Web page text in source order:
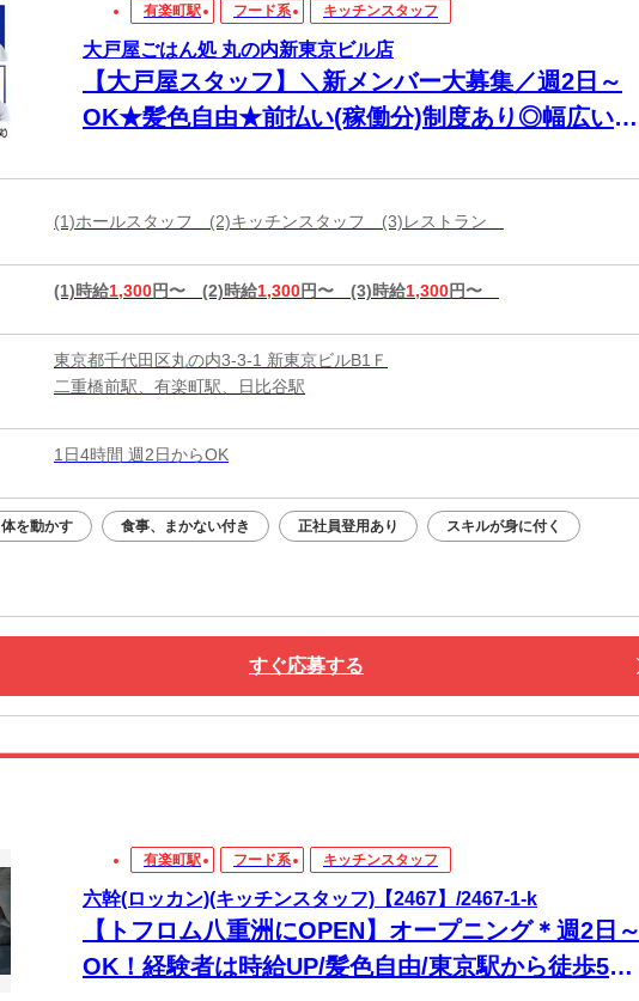
有楽町駅 フード系 キッチンスタッフ
大戸屋ごはん処 丸の内新東京ビル店
【大戸屋スタッフ】＼新メンバー大募集／週2日～
OK★髪色自由★前払い(稼働分)制度あり◎幅広い年
(1)ホールスタッフ (2)キッチンスタッフ (3)レストラン
(1)時給1,300円〜 (2)時給1,300円〜 (3)時給1,300円〜
東京都千代田区丸の内3-3-1 新東京ビルB1Ｆ
二重橋前駅、有楽町駅、日比谷駅
1日4時間 週2日からOK
体を動かす 食事、まかない付き 正社員登用あり スキルが身に付く
すぐ応募する
有楽町駅 フード系 キッチンスタッフ
六幹(ロッカン)(キッチンスタッフ)【2467】/2467-1-k
【トフロム八重洲にOPEN】オープニング＊週2日～
OK！経験者は時給UP/髪色自由/東京駅から徒歩5分